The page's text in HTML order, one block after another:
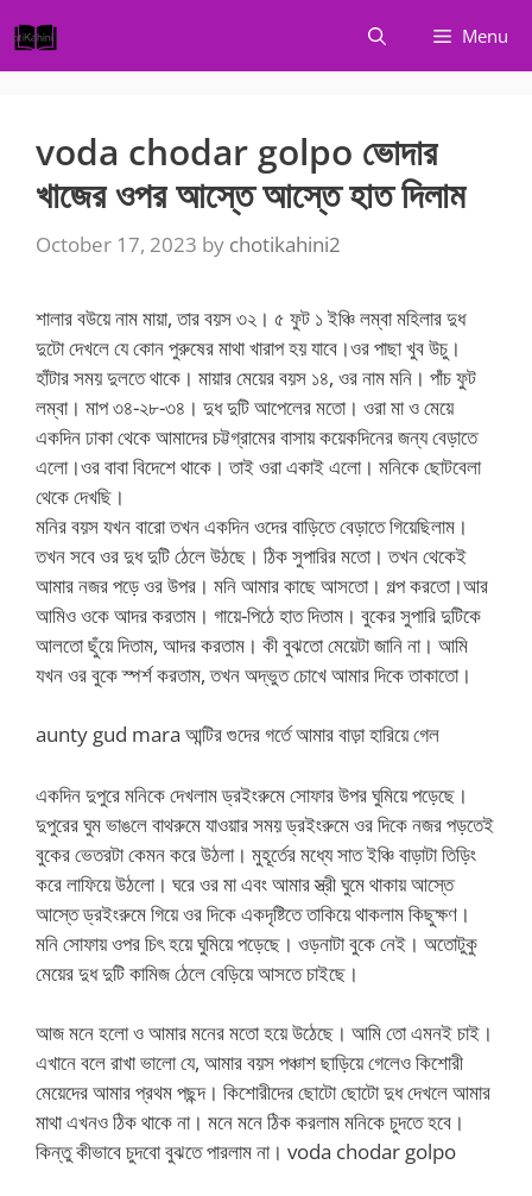
to
content
Menu
voda chodar golpo ভোদার
খাজের ওপর আস্তে আস্তে হাত দিলাম
October 17, 2023 by chotikahini2
শালার বউয়ে নাম মায়া, তার বয়স ৩২। ৫ ফুট ১ ইঞ্চি লম্বা মহিলার দুধ
দুটো দেখলে যে কোন পুরুষের মাথা খারাপ হয় যাবে।ওর পাছা খুব উচু।
হাঁটার সময় দুলতে থাকে। মায়ার মেয়ের বয়স ১৪, ওর নাম মনি। পাঁচ ফুট
লম্বা। মাপ ৩৪-২৮-৩৪। দুধ দুটি আপেলের মতো। ওরা মা ও মেয়ে
একদিন ঢাকা থেকে আমাদের চট্টগ্রামের বাসায় কয়েকদিনের জন্য বেড়াতে
এলো।ওর বাবা বিদেশে থাকে। তাই ওরা একাই এলো। মনিকে ছোটবেলা
থেকে দেখছি।
মনির বয়স যখন বারো তখন একদিন ওদের বাড়িতে বেড়াতে গিয়েছিলাম।
তখন সবে ওর দুধ দুটি ঠেলে উঠছে। ঠিক সুপারির মতো। তখন থেকেই
আমার নজর পড়ে ওর উপর। মনি আমার কাছে আসতো। গল্প করতো।আর
আমিও ওকে আদর করতাম। গায়ে-পিঠে হাত দিতাম। বুকের সুপারি দুটিকে
আলতো ছুঁয়ে দিতাম, আদর করতাম। কী বুঝতো মেয়েটা জানি না। আমি
যখন ওর বুকে স্পর্শ করতাম, তখন অদ্ভুত চোখে আমার দিকে তাকাতো।
aunty gud mara আন্টির গুদের গর্তে আমার বাড়া হারিয়ে গেল
একদিন দুপুরে মনিকে দেখলাম ড্রইংরুমে সোফার উপর ঘুমিয়ে পড়েছে।
দুপুরের ঘুম ভাঙলে বাথরুমে যাওয়ার সময় ড্রইংরুমে ওর দিকে নজর পড়তেই
বুকের ভেতরটা কেমন করে উঠলা। মুহূর্তের মধ্যে সাত ইঞ্চি বাড়াটা তিড়িং
করে লাফিয়ে উঠলো। ঘরে ওর মা এবং আমার স্ত্রী ঘুমে থাকায় আস্তে
আস্তে ড্রইংরুমে গিয়ে ওর দিকে একদৃষ্টিতে তাকিয়ে থাকলাম কিছুক্ষণ।
মনি সোফায় ওপর চিৎ হয়ে ঘুমিয়ে পড়েছে। ওড়নাটা বুকে নেই। অতোটুকু
মেয়ের দুধ দুটি কামিজ ঠেলে বেড়িয়ে আসতে চাইছে।
আজ মনে হলো ও আমার মনের মতো হয়ে উঠেছে। আমি তো এমনই চাই।
এখানে বলে রাখা ভালো যে, আমার বয়স পঞ্চাশ ছাড়িয়ে গেলেও কিশোরী
মেয়েদের আমার প্রথম পছন্দ। কিশোরীদের ছোটো ছোটো দুধ দেখলে আমার
মাথা এখনও ঠিক থাকে না। মনে মনে ঠিক করলাম মনিকে চুদতে হবে।
কিন্তু কীভাবে চুদবো বুঝতে পারলাম না। voda chodar golpo